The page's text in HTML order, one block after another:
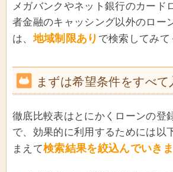
メガバンクやネット銀行のカード
者金融のキャッシング以外のロー
は、地域制限あり で検索してみて
まずは希望条件をすべて
徹底比較表はとにかくローンの登
で、効果的に利用するためには以
まえて検索結果を絞込んでいきま